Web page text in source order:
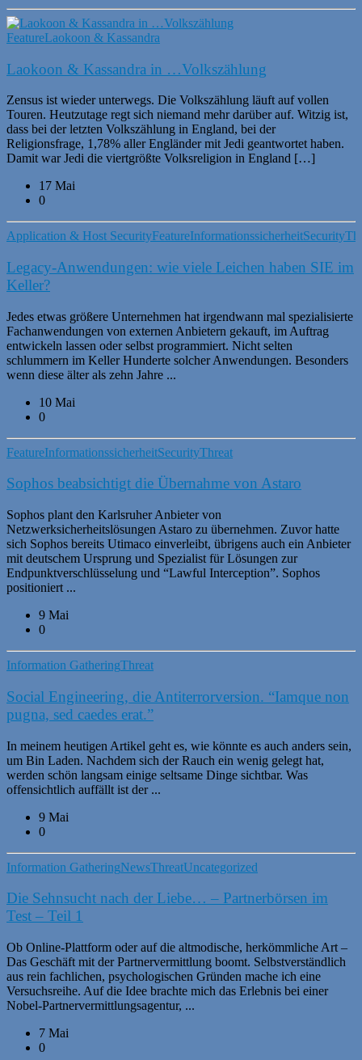
FeatureLaokoon & Kassandra
Laokoon & Kassandra in …Volkszählung
Zensus ist wieder unterwegs. Die Volkszählung läuft auf vollen
Touren. Heutzutage regt sich niemand mehr darüber auf. Witzig ist,
dass bei der letzten Volkszählung in England, bei der
Religionsfrage, 1,78% aller Engländer mit Jedi geantwortet haben.
Damit war Jedi die viertgrößte Volksreligion in England […]
17 Mai
0
Application & Host SecurityFeatureInformationssicherheitSecurity
Legacy-Anwendungen: wie viele Leichen haben SIE im
Keller?
Jedes etwas größere Unternehmen hat irgendwann mal spezialisierte
Fachanwendungen von externen Anbietern gekauft, im Auftrag
entwickeln lassen oder selbst programmiert. Nicht selten
schlummern im Keller Hunderte solcher Anwendungen. Besonders
wenn diese älter als zehn Jahre ...
10 Mai
0
FeatureInformationssicherheitSecurityThreat
Sophos beabsichtigt die Übernahme von Astaro
Sophos plant den Karlsruher Anbieter von
Netzwerksicherheitslösungen Astaro zu übernehmen. Zuvor hatte
sich Sophos bereits Utimaco einverleibt, übrigens auch ein Anbieter
mit deutschem Ursprung und Spezialist für Lösungen zur
Endpunktverschlüsselung und “Lawful Interception”. Sophos
positioniert ...
9 Mai
0
Information GatheringThreat
Social Engineering, die Antiterrorversion. “Iamque non
pugna, sed caedes erat.”
In meinem heutigen Artikel geht es, wie könnte es auch anders sein,
um Bin Laden. Nachdem sich der Rauch ein wenig gelegt hat,
werden schön langsam einige seltsame Dinge sichtbar. Was
offensichtlich auffällt ist der ...
9 Mai
0
Information GatheringNewsThreatUncategorized
Die Sehnsucht nach der Liebe… – Partnerbörsen im
Test – Teil 1
Ob Online-Plattform oder auf die altmodische, herkömmliche Art –
Das Geschäft mit der Partnervermittlung boomt. Selbstverständlich
aus rein fachlichen, psychologischen Gründen mache ich eine
Versuchsreihe. Auf die Idee brachte mich das Erlebnis bei einer
Nobel-Partnervermittlungsagentur, ...
7 Mai
0